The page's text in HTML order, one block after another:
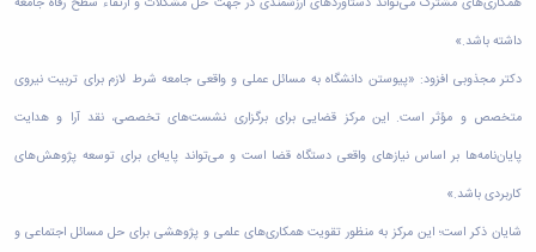
نهاد
نمایندگی
مقام
معظم
رهبری
تماس
با
روابط
آموزش‌های
کاربردی
الکترونیکی
آموزش
سایر
تقویم
نظامنامه
آزمایشگاه
مواد
آزمایشگاه
باستان
شناسی
هوش
ربات
منابع
طبیعی
مدیریت
و
حسابداری
رزن
صنایع
بهار
برنامه
استخر
زمین
چمن
سالن‌های
تفریحی-
سیاحتی
مؤسسه
حمایت
مردمی
دانشگاه
داشته باشد.»
دکتر مجذوبی افزود: «پیوستن دانشگاه به مسائل عملی و واقعی جامعه شرط لازم برای تربیت نیروی
متخصص و مؤثر است. این مرکز قضایی برای برگزاری نشست‌های تخصصی، نقد آرا و هدایت
پایان‌نامه‌ها بر اساس نیاز‌های واقعی دستگاه قضا است و می‌تواند پایه‌ای برای توسعه پژوهش‌های
کاربردی باشد.»
شایان ذکر است؛ این مرکز به منظور تقویت همکاری‌های علمی و پژوهشی برای حل مسائل اجتماعی و